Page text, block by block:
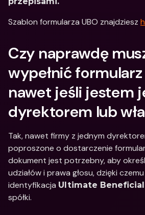
Szablon formularza UBO znajdziesz
Czy naprawdę
wypełnić formularz
nawet jeśli jestem
dyrektorem lub
Tak, nawet firmy z jednym
poproszone o dostarczenie
dokument jest potrzebny, aby
udziałów i prawa głosu, dzięki
identyfikacja Ultimate Beneficial
spółki.